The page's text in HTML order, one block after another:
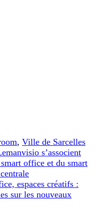
, Ville de Sarcelles
s’associent
office et du smart
espaces créatifs :
sur les nouveaux